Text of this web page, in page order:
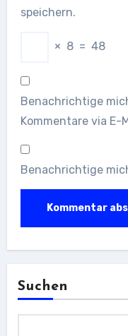
speichern.
× 8 = 48
Benachrichtige
Kommentare via E-
Benachrichtige
Suchen